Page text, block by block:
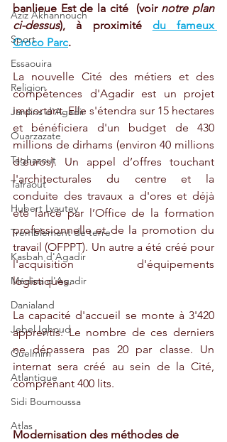
Aziz Akhannouch
Sport
Essaouira
Religion
Jardins d'Agadir
Ouarzazate
Taghazout
Tafraout
Hubert Lyautey
Tremblement de terre
Kasbah d'Agadir
Médina d'Agadir
Danialand
Jebel Ighoud
Guelmim
Atlantique
Sidi Boumoussa
Atlas
banlieue Est de la cité  (voir notre plan
ci-dessus), à proximité du fameux
Croco Parc.
La nouvelle Cité des métiers et des
compétences d'Agadir est un projet
important. Elle s'étendra sur 15 hectares
et bénéficiera d'un budget de 430
millions de dirhams (environ 40 millions
d'euros). Un appel d’offres touchant
l'architecturales du centre et la
conduite des travaux a d'ores et déjà
été lancé par l’Office de la formation
professionnelle et de la promotion du
travail (OFPPT). Un autre a été créé pour
l'acquisition d'équipements
logistiques.
La capacité d'accueil se monte à 3'420
apprentis. Le nombre de ces derniers
ne dépassera pas 20 par classe. Un
internat sera créé au sein de la Cité,
comprenant 400 lits.
Modernisation des méthodes de